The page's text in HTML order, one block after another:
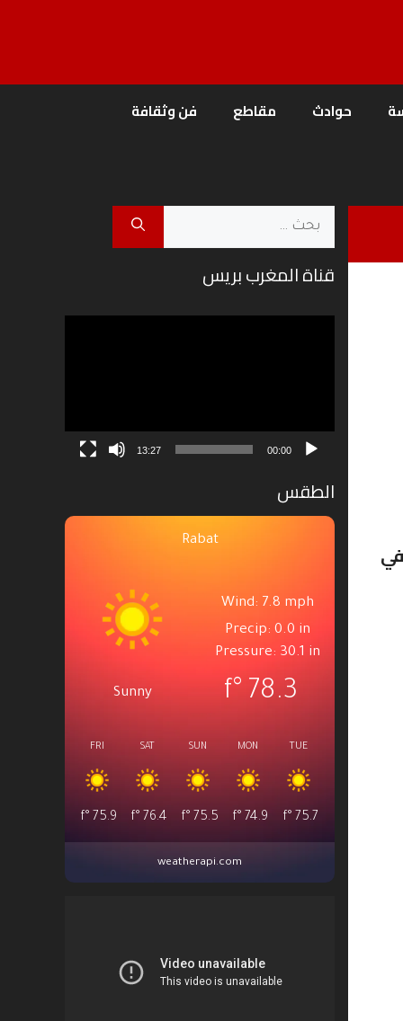
حوادث مقاطع فن وثقافة
البحث
قناة المغرب بريس
00:00
13:27
الطقس
Rabat
Sunny
Wind: 7.8 mph
Precip: 0.0 in
Pressure: 30.1 in
78.3
°f
FRI
75.9
°f
SAT
76.4
°f
SUN
75.5
°f
MON
74.9
°f
TUE
75.7
°f
weatherapi.com